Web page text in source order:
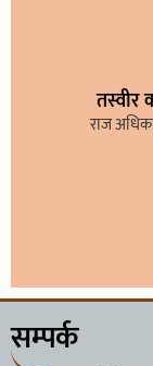
तस्वीर
राज
सम्पर्क